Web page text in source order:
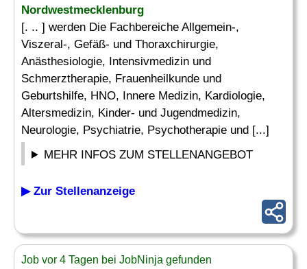
Nordwestmecklenburg
[. .. ] werden Die Fachbereiche Allgemein-,
Viszeral-, Gefäß- und Thoraxchirurgie,
Anästhesiologie, Intensivmedizin und
Schmerztherapie, Frauenheilkunde und
Geburtshilfe, HNO, Innere Medizin, Kardiologie,
Altersmedizin, Kinder- und Jugendmedizin,
Neurologie, Psychiatrie, Psychotherapie und [...]
MEHR INFOS ZUM STELLENANGEBOT
▶ Zur Stellenanzeige
Job vor 4 Tagen bei JobNinja gefunden